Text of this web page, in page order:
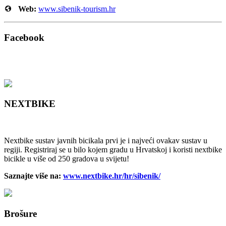
Web: www.sibenik-tourism.hr
Facebook
NEXTBIKE
Nextbike sustav javnih bicikala prvi je i najveći ovakav sustav u
regiji. Registriraj se u bilo kojem gradu u Hrvatskoj i koristi nextbike
bicikle u više od 250 gradova u svijetu!
Saznajte više na: www.nextbike.hr/hr/sibenik/
Brošure